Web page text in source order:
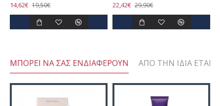
14,62€ 19,50€ 22,42€ 29,90€
ΜΠΟΡΕΊ ΝΑ ΣΑΣ ΕΝΔΙΑΦΈΡΟΥΝ ΑΠΌ ΤΗΝ ΊΔΙΑ